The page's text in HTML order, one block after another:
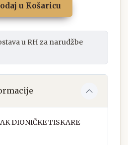
u Košaricu
u RH za narudžbe
DIONIČKE TISKARE